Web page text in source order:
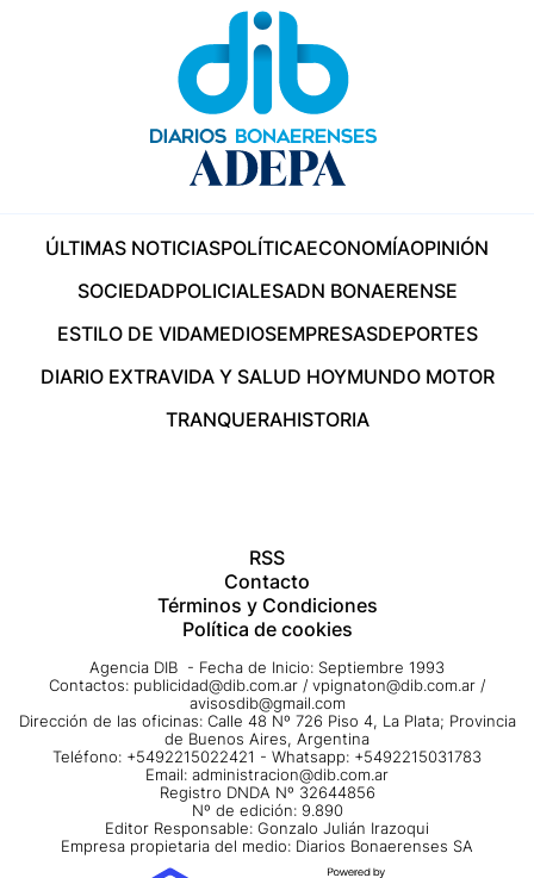
ÚLTIMAS NOTICIASPOLÍTICAECONOMÍAOPINIÓN
SOCIEDADPOLICIALESADN BONAERENSE
ESTILO DE VIDAMEDIOSEMPRESASDEPORTES
DIARIO EXTRAVIDA Y SALUD HOYMUNDO MOTOR
TRANQUERAHISTORIA
RSS
Contacto
Términos y Condiciones
Política de cookies
Agencia DIB - Fecha de Inicio: Septiembre 1993
Contactos: publicidad@dib.com.ar / vpignaton@dib.com.ar /
avisosdib@gmail.com
Dirección de las oficinas: Calle 48 Nº 726 Piso 4, La Plata; Provincia
de Buenos Aires, Argentina
Teléfono: +5492215022421 - Whatsapp: +5492215031783
Email: administracion@dib.com.ar
Registro DNDA Nº 32644856
Nº de edición: 9.890
Editor Responsable: Gonzalo Julián Irazoqui
Empresa propietaria del medio: Diarios Bonaerenses SA